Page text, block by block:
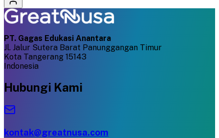
PT. Gagas Edukasi Anantara
Jl. Jalur Sutera Barat Panunggangan Timur
Kota Tangerang 15143
Indonesia
Hubungi Kami
kontak@greatnusa.com